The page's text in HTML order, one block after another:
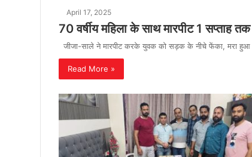
April 17, 2025
70 वर्षीय महिला के साथ मारपीट 1 सप्ताह
जीजा-साले ने मारपीट करके युवक को सड़क के नीचे फेंका, मरा
Read More »